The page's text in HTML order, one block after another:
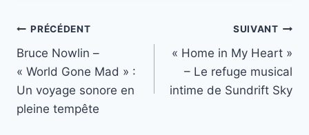
Navigation
de
l’article
PRÉCÉDENT
Bruce Nowlin –
« World Gone Mad » :
Un voyage sonore en
pleine tempête
SUIVANT
« Home in My Heart »
– Le refuge musical
intime de Sundrift Sky